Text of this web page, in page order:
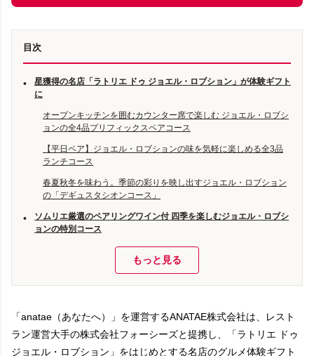
目次
•
星獲得の名店「ラトリエ ドゥ ジョエル・ロブション」が体験ギフト
に
オープンキッチンを囲むカウンター席で楽しむ ジョエル・ロブシ
ョンの全4品プリフィックスペアコース
【平日ペア】ジョエル・ロブションの味を気軽に楽しめる全3品
ランチコース
春夏秋冬を味わう。季節の彩りを映し出すジョエル・ロブション
の「デギュスタシオンコース」
•
ソムリエ厳選のペアリングワイン付 四季を楽しむジョエル・ロブシ
ョンの特別コース
もっと見る
「anatae（あなたへ）」を運営するANATAE株式会社は、レスト
ラン運営大手の株式会社フォーシーズと提携し、「ラトリエ ドゥ
ジョエル・ロブション」をはじめとする名店のグルメ体験ギフト